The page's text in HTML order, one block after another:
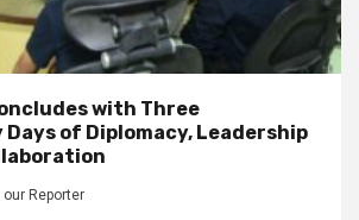
with Three
of Diplomacy, Leadership
our Reporter